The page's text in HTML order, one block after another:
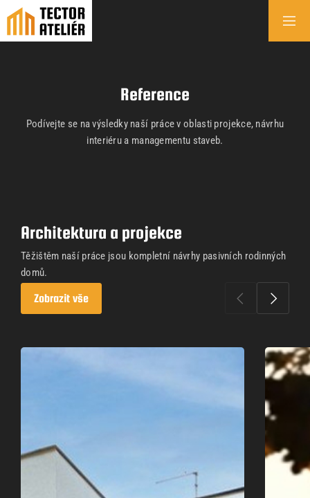
Reference
Podívejte se na výsledky naší práce v oblasti projekce, návrhu
interiéru a managementu staveb.
Architektura a projekce
Těžištěm naší práce jsou kompletní návrhy pasivních rodinných
domů.
Zobrazit vše